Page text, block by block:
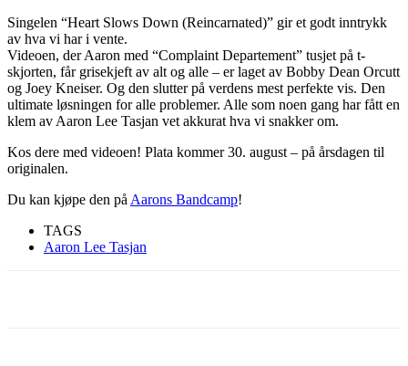
Singelen “Heart Slows Down (Reincarnated)” gir et godt inntrykk
av hva vi har i vente.
Videoen, der Aaron med “Complaint Departement” tusjet på t-
skjorten, får grisekjeft av alt og alle – er laget av Bobby Dean Orcutt
og Joey Kneiser. Og den slutter på verdens mest perfekte vis. Den
ultimate løsningen for alle problemer. Alle som noen gang har fått en
klem av Aaron Lee Tasjan vet akkurat hva vi snakker om.
Kos dere med videoen! Plata kommer 30. august – på årsdagen til
originalen.
Du kan kjøpe den på Aarons Bandcamp!
TAGS
Aaron Lee Tasjan